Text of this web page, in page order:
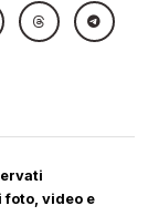
video e